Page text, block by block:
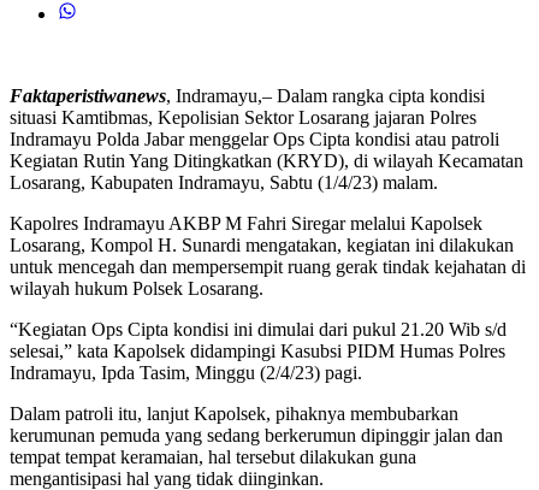
Faktaperistiwanews, Indramayu,– Dalam rangka cipta kondisi
situasi Kamtibmas, Kepolisian Sektor Losarang jajaran Polres
Indramayu Polda Jabar menggelar Ops Cipta kondisi atau patroli
Kegiatan Rutin Yang Ditingkatkan (KRYD), di wilayah Kecamatan
Losarang, Kabupaten Indramayu, Sabtu (1/4/23) malam.
Kapolres Indramayu AKBP M Fahri Siregar melalui Kapolsek
Losarang, Kompol H. Sunardi mengatakan, kegiatan ini dilakukan
untuk mencegah dan mempersempit ruang gerak tindak kejahatan di
wilayah hukum Polsek Losarang.
“Kegiatan Ops Cipta kondisi ini dimulai dari pukul 21.20 Wib s/d
selesai,” kata Kapolsek didampingi Kasubsi PIDM Humas Polres
Indramayu, Ipda Tasim, Minggu (2/4/23) pagi.
Dalam patroli itu, lanjut Kapolsek, pihaknya membubarkan
kerumunan pemuda yang sedang berkerumun dipinggir jalan dan
tempat tempat keramaian, hal tersebut dilakukan guna
mengantisipasi hal yang tidak diinginkan.